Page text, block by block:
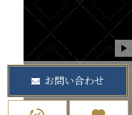
お問い合わせ